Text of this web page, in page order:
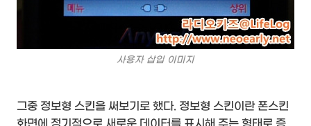
사용자 삽입 이미지
그중 정보형 스킨을 써보기로 했다. 정보형 스킨이란 폰스킨